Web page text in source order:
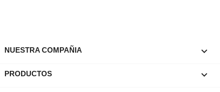
NUESTRA COMPAÑIA 
PRODUCTOS 